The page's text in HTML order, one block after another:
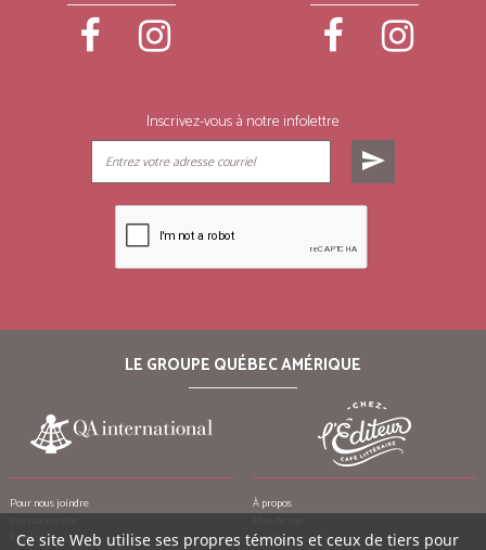
Inscrivez-vous à notre infolettre
send
LE GROUPE QUÉBEC AMÉRIQUE
Pour nous joindre
Emplois
À propos
Crédits
Ce site Web utilise ses propres témoins et ceux de tiers pour